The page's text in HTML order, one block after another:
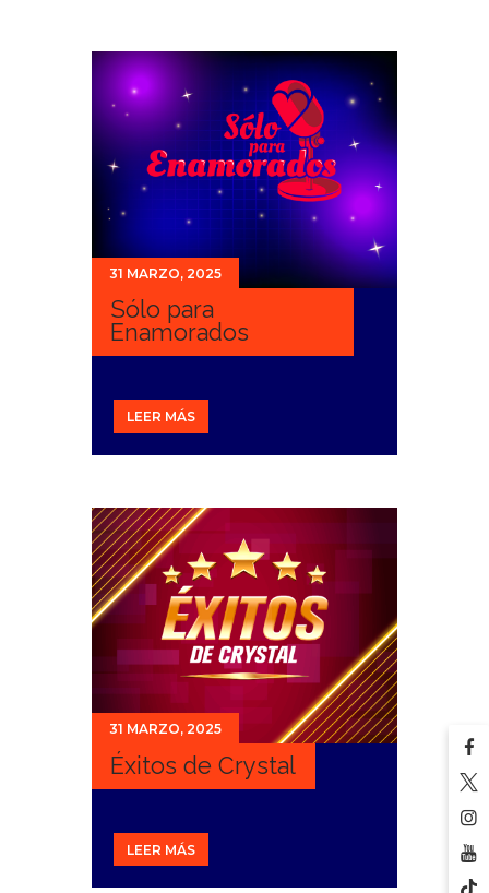
31 MARZO, 2025
Sólo para
Enamorados
LEER MÁS
31 MARZO, 2025
Éxitos de Crystal
LEER MÁS